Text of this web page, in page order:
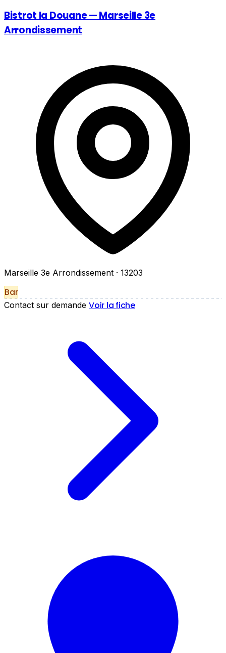
Bistrot la Douane — Marseille 3e
Arrondissement
Marseille 3e Arrondissement · 13203
Bar
Contact sur demande Voir la fiche